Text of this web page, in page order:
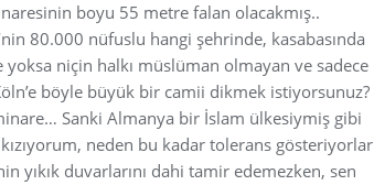
boyu 55 metre falan olacakmış..
80.000 nüfuslu hangi şehrinde, kasabasında
niçin halkı müslüman olmayan ve sadece
böyle büyük bir camii dikmek istiyorsunuz?
Sanki Almanya bir İslam ülkesiymiş gibi
neden bu kadar tolerans gösteriyorlar
yıkık duvarlarını dahi tamir edemezken, sen